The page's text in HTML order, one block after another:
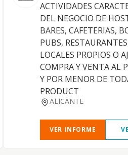
ACTIVIDADES
DEL NEGOCIO DE
BARES, CAFETERIAS,
PUBS,
LOCALES PROPIOS O
COMPRA Y VENTA AL
Y POR MENOR DE
PRODUCT
ALICANTE
VER INFORME